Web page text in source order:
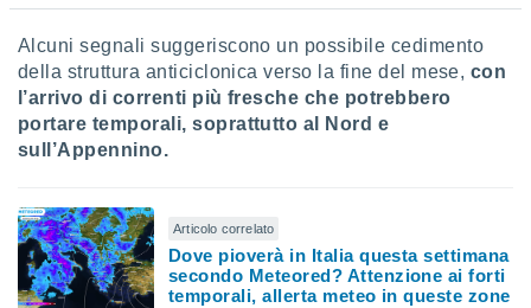
Alcuni segnali suggeriscono un possibile cedimento
della struttura anticiclonica verso la fine del mese, con
l’arrivo di correnti più fresche che potrebbero
portare temporali, soprattutto al Nord e
sull’Appennino.
Articolo correlato
Dove pioverà in Italia questa settimana
secondo Meteored? Attenzione ai forti
temporali, allerta meteo in queste zone